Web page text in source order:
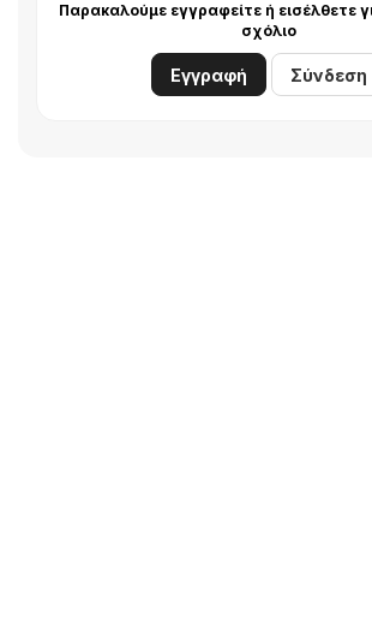
Παρακαλούμε εγγραφείτε ή εισέλθετε
σχόλιο
Εγγραφή Σύνδεση